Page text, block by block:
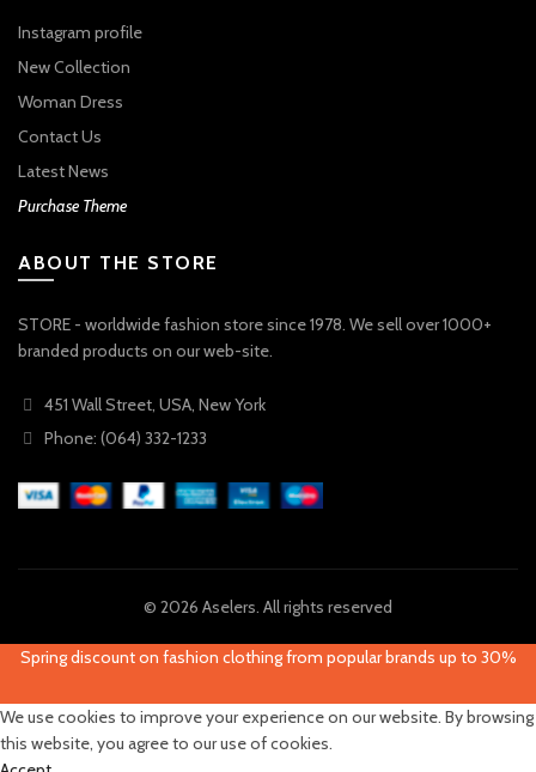
Instagram profile
New Collection
Woman Dress
Contact Us
Latest News
Purchase Theme
ABOUT THE STORE
STORE - worldwide fashion store since 1978. We sell over 1000+
branded products on our web-site.
451 Wall Street, USA, New York
Phone: (064) 332-1233
© 2026 Aselers. All rights reserved
Spring discount on fashion clothing from popular brands up to 30%
We use cookies to improve your experience on our website. By browsing
this website, you agree to our use of cookies.